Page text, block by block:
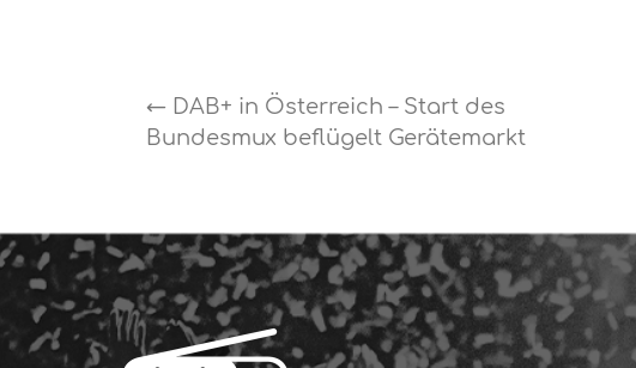
← DAB+ in Österreich – Start des
Bundesmux beflügelt Gerätemarkt